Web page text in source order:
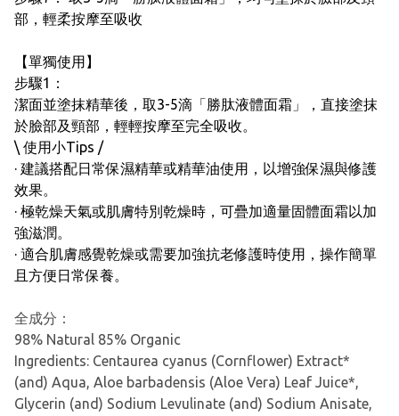
部，輕柔按摩至吸收
【單獨使用】
步驟1：
潔面並塗抹精華後，取3-5滴「勝肽液體面霜」，直接塗抹
於臉部及頸部，輕輕按摩至完全吸收。
\ 使用小Tips /
· 建議搭配日常保濕精華或精華油使用，以增強保濕與修護
效果。
· 極乾燥天氣或肌膚特別乾燥時，可疊加適量固體面霜以加
強滋潤。
· 適合肌膚感覺乾燥或需要加強抗老修護時使用，操作簡單
且方便日常保養。
全成分：
98% Natural 85% Organic
Ingredients: Centaurea cyanus (Cornflower) Extract*
(and) Aqua, Aloe barbadensis (Aloe Vera) Leaf Juice*,
Glycerin (and) Sodium Levulinate (and) Sodium Anisate,